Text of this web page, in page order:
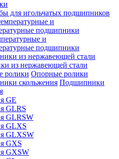
для игольчатых подшипников
и
подшипники
из нержавеющей стали
Опорные ролики
Подшипники
GE
GLRS
GLRSW
GLXS
GLXSW
GXS
GXSW